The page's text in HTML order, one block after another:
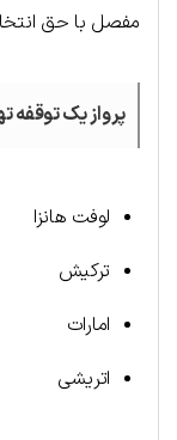
مفصل با حق
پرواز یک توقفه
لوفت هانزا
ترکیش
امارات
اتریشی